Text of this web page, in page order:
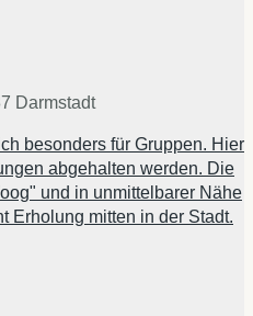
Darmstadt
besonders für Gruppen. Hier
abgehalten werden. Die
und in unmittelbarer Nähe
Erholung mitten in der Stadt.